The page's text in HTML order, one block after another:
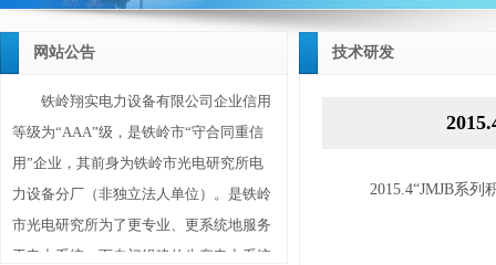
网站公告
铁岭翔实电力设备有限公司企业信用
等级为“AAA”级，是铁岭市“守合同重信
用”企业，其前身为铁岭市光电研究所电
力设备分厂（非独立法人单位）。是铁岭
市光电研究所为了更专业、更系统地服务
于电力系统，而专门组建的生产电力系统
技术研发
2015.4“JMJB系